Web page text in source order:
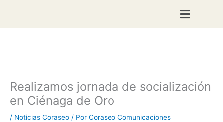
contenido
Realizamos jornada de socialización
en Ciénaga de Oro
/ Noticias Coraseo / Por Coraseo Comunicaciones